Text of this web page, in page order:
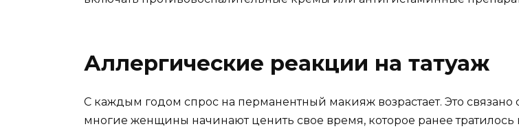
Аллергические реакции на татуаж
С каждым годом спрос на перманентный макияж возрастает. Это связано
многие женщины начинают ценить свое время, которое ранее тратилось